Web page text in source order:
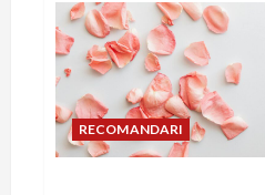
câteva
informații
de
știut
despre
implantul
dentar.
Credeai
că
ți-
RECOMANDARI